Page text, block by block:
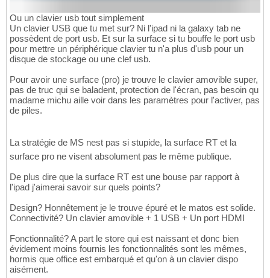
Ou un clavier usb tout simplement
Un clavier USB que tu met sur? Ni l'ipad ni la galaxy tab ne
possèdent de port usb. Et sur la surface si tu bouffe le port usb
pour mettre un périphérique clavier tu n'a plus d'usb pour un
disque de stockage ou une clef usb.
Pour avoir une surface (pro) je trouve le clavier amovible super,
pas de truc qui se baladent, protection de l'écran, pas besoin qu
madame michu aille voir dans les paramètres pour l'activer, pas
de piles.
La stratégie de MS nest pas si stupide, la surface RT et la
surface pro ne visent absolument pas le même publique.
De plus dire que la surface RT est une bouse par rapport à
l'ipad j'aimerai savoir sur quels points?
Design? Honnêtement je le trouve épuré et le matos est solide.
Connectivité? Un clavier amovible + 1 USB + Un port HDMI
Fonctionnalité? A part le store qui est naissant et donc bien
évidement moins fournis les fonctionnalités sont les mêmes,
hormis que office est embarqué et qu'on à un clavier dispo
aisément.